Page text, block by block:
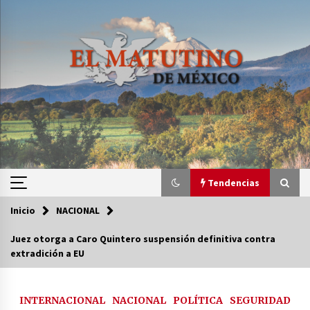
Tendencias
Tendencias
Inicio NACIONAL
Juez otorga a Caro Quintero suspensión definitiva contra
extradición a EU
INTERNACIONAL NACIONAL POLÍTICA SEGURIDAD